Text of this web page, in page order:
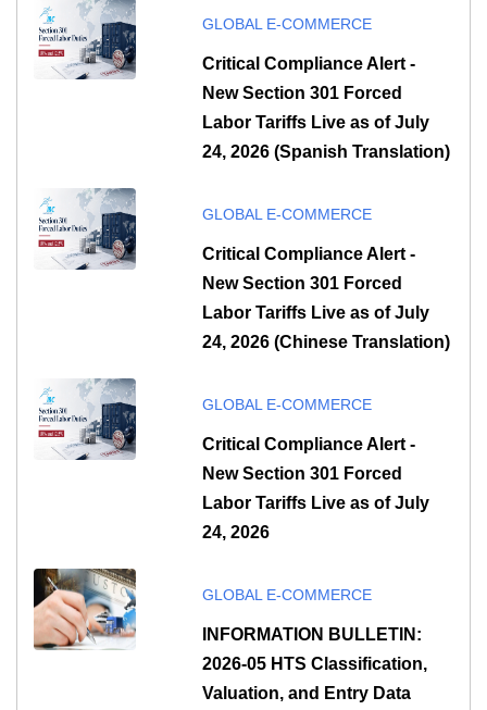
GLOBAL E-COMMERCE
Critical Compliance Alert -
New Section 301 Forced
Labor Tariffs Live as of July
24, 2026 (Spanish Translation)
GLOBAL E-COMMERCE
Critical Compliance Alert -
New Section 301 Forced
Labor Tariffs Live as of July
24, 2026 (Chinese Translation)
GLOBAL E-COMMERCE
Critical Compliance Alert -
New Section 301 Forced
Labor Tariffs Live as of July
24, 2026
GLOBAL E-COMMERCE
INFORMATION BULLETIN:
2026-05 HTS Classification,
Valuation, and Entry Data